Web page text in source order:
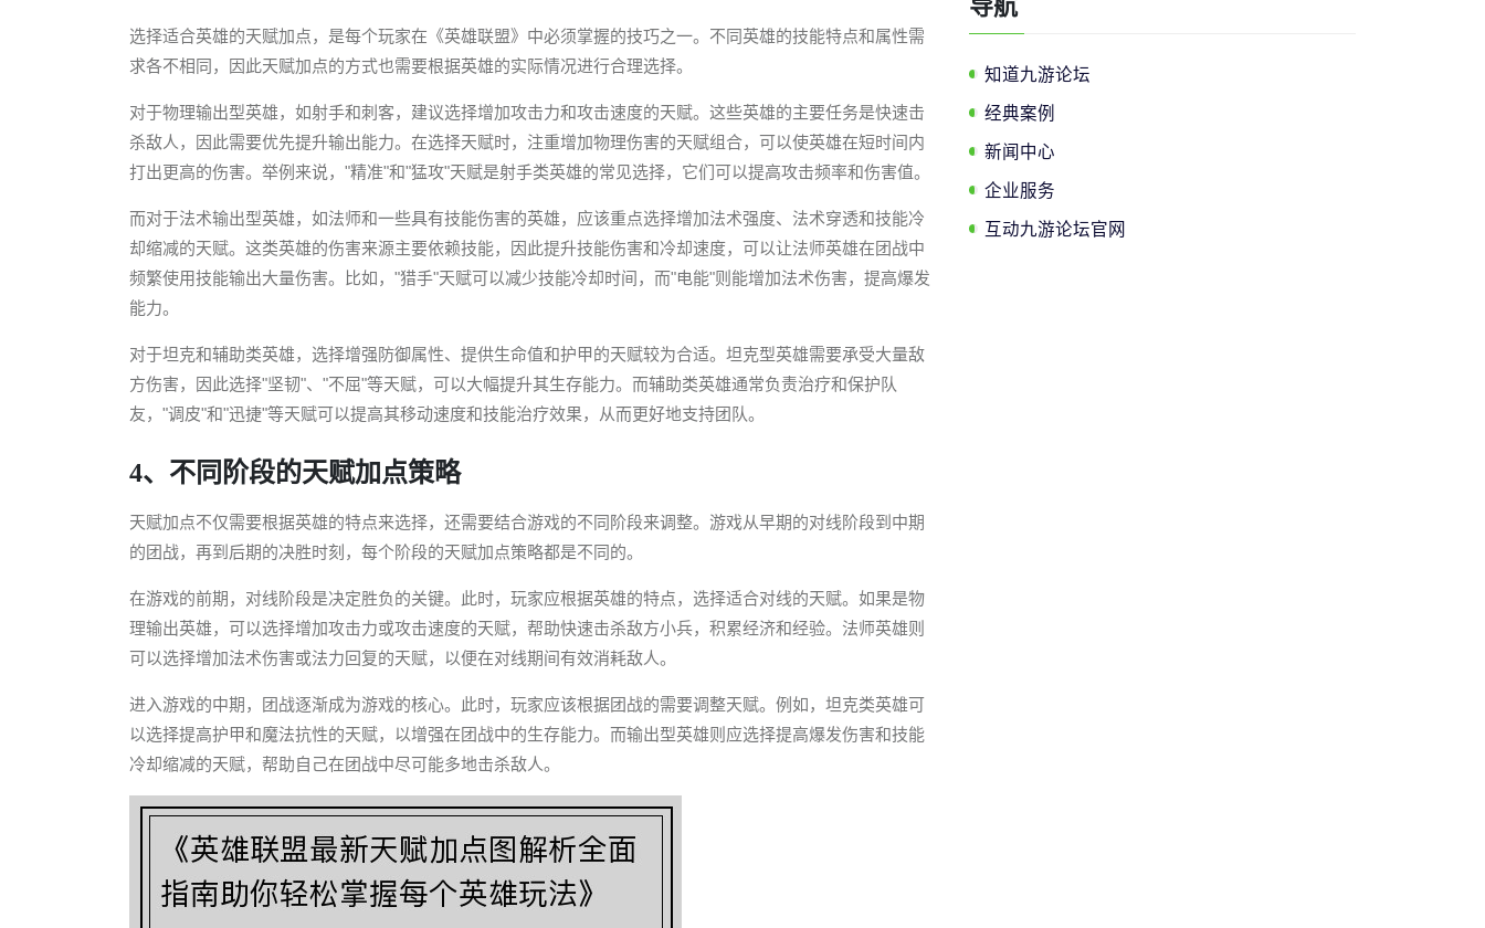
选择适合英雄的天赋加点，是每个玩家在《英雄联盟》中必须掌握的技巧之一。不同英雄的技能特点和属性需
求各不相同，因此天赋加点的方式也需要根据英雄的实际情况进行合理选择。
对于物理输出型英雄，如射手和刺客，建议选择增加攻击力和攻击速度的天赋。这些英雄的主要任务是快速击
杀敌人，因此需要优先提升输出能力。在选择天赋时，注重增加物理伤害的天赋组合，可以使英雄在短时间内
打出更高的伤害。举例来说，"精准"和"猛攻"天赋是射手类英雄的常见选择，它们可以提高攻击频率和伤害值。
而对于法术输出型英雄，如法师和一些具有技能伤害的英雄，应该重点选择增加法术强度、法术穿透和技能冷
却缩减的天赋。这类英雄的伤害来源主要依赖技能，因此提升技能伤害和冷却速度，可以让法师英雄在团战中
频繁使用技能输出大量伤害。比如，"猎手"天赋可以减少技能冷却时间，而"电能"则能增加法术伤害，提高爆发
能力。
对于坦克和辅助类英雄，选择增强防御属性、提供生命值和护甲的天赋较为合适。坦克型英雄需要承受大量敌
方伤害，因此选择"坚韧"、"不屈"等天赋，可以大幅提升其生存能力。而辅助类英雄通常负责治疗和保护队
友，"调皮"和"迅捷"等天赋可以提高其移动速度和技能治疗效果，从而更好地支持团队。
4、不同阶段的天赋加点策略
天赋加点不仅需要根据英雄的特点来选择，还需要结合游戏的不同阶段来调整。游戏从早期的对线阶段到中期
的团战，再到后期的决胜时刻，每个阶段的天赋加点策略都是不同的。
在游戏的前期，对线阶段是决定胜负的关键。此时，玩家应根据英雄的特点，选择适合对线的天赋。如果是物
理输出英雄，可以选择增加攻击力或攻击速度的天赋，帮助快速击杀敌方小兵，积累经济和经验。法师英雄则
可以选择增加法术伤害或法力回复的天赋，以便在对线期间有效消耗敌人。
进入游戏的中期，团战逐渐成为游戏的核心。此时，玩家应该根据团战的需要调整天赋。例如，坦克类英雄可
以选择提高护甲和魔法抗性的天赋，以增强在团战中的生存能力。而输出型英雄则应选择提高爆发伤害和技能
冷却缩减的天赋，帮助自己在团战中尽可能多地击杀敌人。
导航
知道九游论坛
经典案例
新闻中心
企业服务
互动九游论坛官网